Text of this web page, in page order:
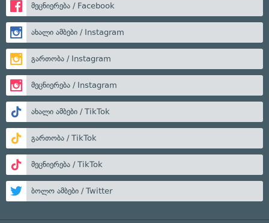
მეცნიერება / Facebook
ახალი ამბები / Instagram
გართობა / Instagram
მეცნიერება / Instagram
ახალი ამბები / TikTok
გართობა / TikTok
მეცნიერება / TikTok
ბოლო ამბები / Twitter